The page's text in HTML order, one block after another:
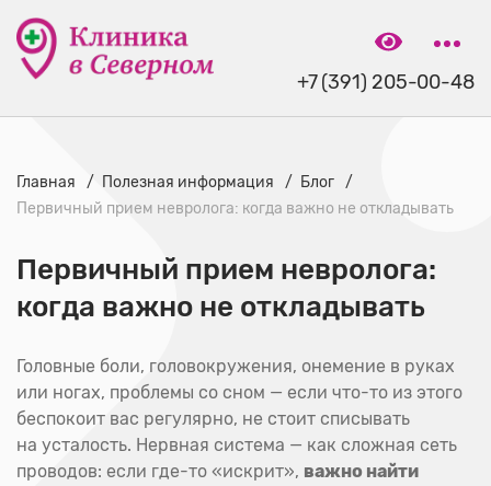
+7 (391) 205-00-48
Главная Полезная информация
Блог
Первичный прием невролога: когда важно не откладывать
Первичный прием невролога:
когда важно не откладывать
Головные боли, головокружения, онемение в руках
или ногах, проблемы со сном — если что-то из этого
беспокоит вас регулярно, не стоит списывать
на усталость. Нервная система — как сложная сеть
проводов: если где-то «искрит», важно найти